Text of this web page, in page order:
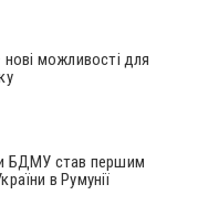
можливості для
БДМУ став першим
в Румунії